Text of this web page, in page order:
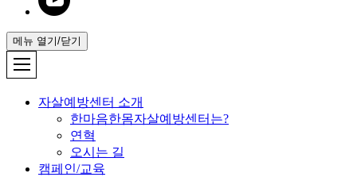
메뉴 열기/닫기
자살예방센터 소개
한마음한몸자살예방센터는?
연혁
오시는 길
캠페인/교육